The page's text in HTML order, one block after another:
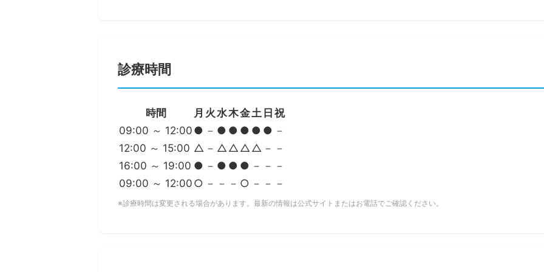
診療時間
時間 月 火 水木金土 日祝
09:00 ～ 12:00● － ● ● ● ● ● －
12:00 ～ 15:00 △ － △△△△ － －
16:00 ～ 19:00 ● － ● ● ● － － －
09:00 ～ 12:00○ － － － ○ － － －
※診療時間は変更される場合があります。最新の情報は公式サイトまたはお電話でご確認ください。